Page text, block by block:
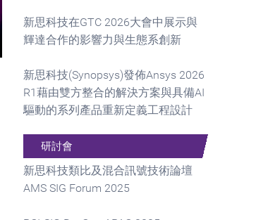
新思科技在GTC 2026大會中展示與
輝達合作的影響力與生態系創新
新思科技(Synopsys)發佈Ansys 2026
R1藉由雙方整合的解決方案與具備AI
驅動的系列產品重新定義工程設計
研討會
新思科技類比及混合訊號技術論壇
AMS SIG Forum 2025